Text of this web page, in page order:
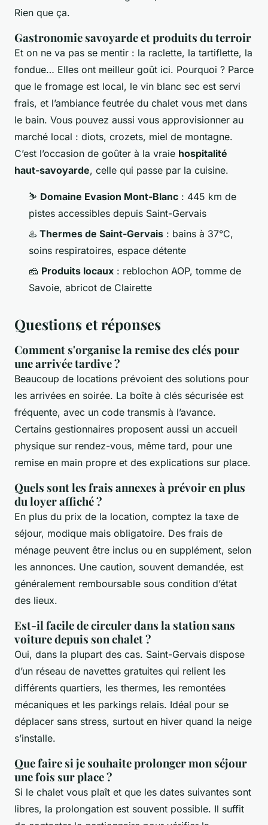
Rien que ça.
Gastronomie savoyarde et produits du terroir
Et on ne va pas se mentir : la raclette, la tartiflette, la
fondue… Elles ont meilleur goût ici. Pourquoi ? Parce
que le fromage est local, le vin blanc sec est servi
frais, et l’ambiance feutrée du chalet vous met dans
le bain. Vous pouvez aussi vous approvisionner au
marché local : diots, crozets, miel de montagne.
C’est l’occasion de goûter à la vraie hospitalité
haut-savoyarde, celle qui passe par la cuisine.
⛷️ Domaine Evasion Mont-Blanc : 445 km de
pistes accessibles depuis Saint-Gervais
♨️ Thermes de Saint-Gervais : bains à 37°C,
soins respiratoires, espace détente
🧀 Produits locaux : reblochon AOP, tomme de
Savoie, abricot de Clairette
Questions et réponses
Comment s'organise la remise des clés pour
une arrivée tardive ?
Beaucoup de locations prévoient des solutions pour
les arrivées en soirée. La boîte à clés sécurisée est
fréquente, avec un code transmis à l’avance.
Certains gestionnaires proposent aussi un accueil
physique sur rendez-vous, même tard, pour une
remise en main propre et des explications sur place.
Quels sont les frais annexes à prévoir en plus
du loyer affiché ?
En plus du prix de la location, comptez la taxe de
séjour, modique mais obligatoire. Des frais de
ménage peuvent être inclus ou en supplément, selon
les annonces. Une caution, souvent demandée, est
généralement remboursable sous condition d’état
des lieux.
Est-il facile de circuler dans la station sans
voiture depuis son chalet ?
Oui, dans la plupart des cas. Saint-Gervais dispose
d’un réseau de navettes gratuites qui relient les
différents quartiers, les thermes, les remontées
mécaniques et les parkings relais. Idéal pour se
déplacer sans stress, surtout en hiver quand la neige
s’installe.
Que faire si je souhaite prolonger mon séjour
une fois sur place ?
Si le chalet vous plaît et que les dates suivantes sont
libres, la prolongation est souvent possible. Il suffit